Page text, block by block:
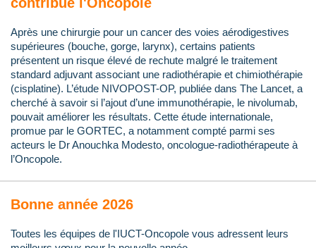
Après une chirurgie pour un cancer des voies aérodigestives
supérieures (bouche, gorge, larynx), certains patients
présentent un risque élevé de rechute malgré le traitement
standard adjuvant associant une radiothérapie et chimiothérapie
(cisplatine). L’étude NIVOPOST-OP, publiée dans The Lancet, a
cherché à savoir si l’ajout d’une immunothérapie, le nivolumab,
pouvait améliorer les résultats. Cette étude internationale,
promue par le GORTEC, a notamment compté parmi ses
acteurs le Dr Anouchka Modesto, oncologue-radiothérapeute à
l’Oncopole.
Bonne année 2026
Toutes les équipes de l'IUCT-Oncopole vous adressent leurs